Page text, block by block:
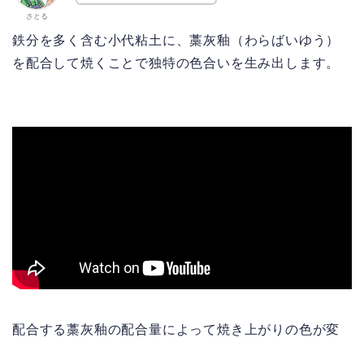
さとる
鉄分を多く含む小代粘土に、藁灰釉（わらばいゆう）
を配合して焼くことで独特の色合いを生み出します。
配合する藁灰釉の配合量によって焼き上がりの色が変